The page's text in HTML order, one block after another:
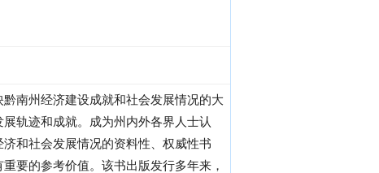
南州经济建设成就和社会发展情况的大
轨迹和成就。成为州内外各界人士认
和社会发展情况的资料性、权威性书
要的参考价值。该书出版发行多年来，